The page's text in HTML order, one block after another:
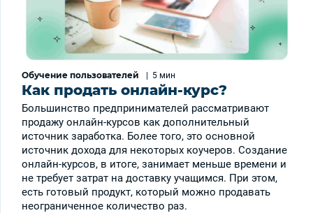
Обучение пользователей | 5 мин
Как продать онлайн-курс?
Большинство предпринимателей рассматривают
продажу онлайн-курсов как дополнительный
источник заработка. Более того, это основной
источник дохода для некоторых коучеров. Создание
онлайн-курсов, в итоге, занимает меньше времени и
не требует затрат на доставку учащимся. При этом,
есть готовый продукт, который можно продавать
неограниченное количество раз.